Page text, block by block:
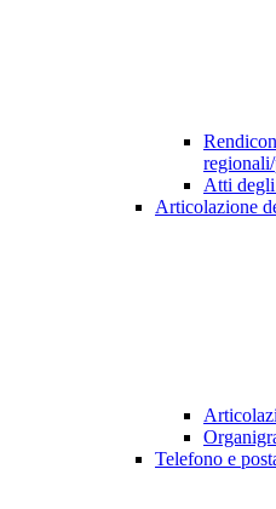
Atti
Articolazione
Telefono e